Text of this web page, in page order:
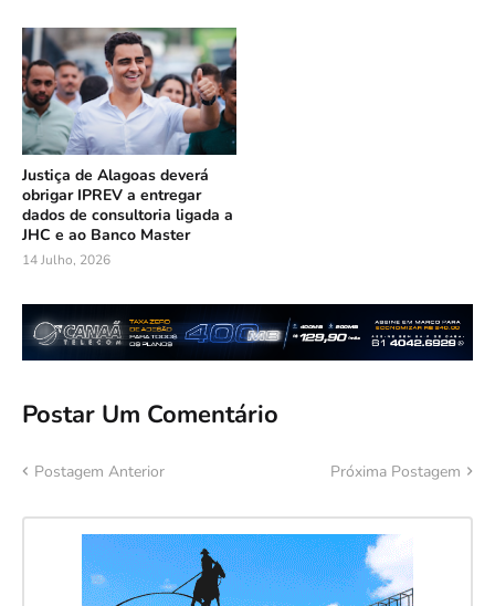
Justiça de Alagoas deverá
obrigar IPREV a entregar
dados de consultoria ligada a
JHC e ao Banco Master
14 Julho, 2026
Postar Um Comentário
Postagem Anterior Próxima Postagem